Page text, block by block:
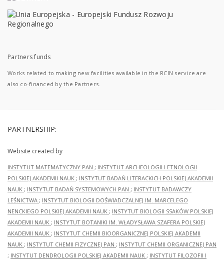
Partners funds
Works related to making new facilities available in the RCIN service are
also co-financed by the Partners.
PARTNERSHIP:
Website created by
INSTYTUT MATEMATYCZNY PAN ; INSTYTUT ARCHEOLOGII I ETNOLOGII
POLSKIEJ AKADEMII NAUK ; INSTYTUT BADAŃ LITERACKICH POLSKIEJ AKADEMII
NAUK ; INSTYTUT BADAŃ SYSTEMOWYCH PAN ; INSTYTUT BADAWCZY
LEŚNICTWA ; INSTYTUT BIOLOGII DOŚWIADCZALNEJ IM. MARCELEGO
NENCKIEGO POLSKIEJ AKADEMII NAUK ; INSTYTUT BIOLOGII SSAKÓW POLSKIEJ
AKADEMII NAUK ; INSTYTUT BOTANIKI IM. WŁADYSŁAWA SZAFERA POLSKIEJ
AKADEMII NAUK ; INSTYTUT CHEMII BIOORGANICZNEJ POLSKIEJ AKADEMII
NAUK ; INSTYTUT CHEMII FIZYCZNEJ PAN ; INSTYTUT CHEMII ORGANICZNEJ PAN
; INSTYTUT DENDROLOGII POLSKIEJ AKADEMII NAUK ; INSTYTUT FILOZOFII I